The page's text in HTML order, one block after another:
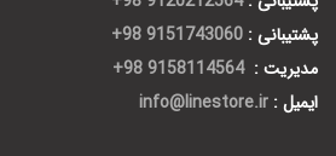
پشتیبانی : 9151743060 98+
مدیریت : 9158114564 98+
ایمیل : info@linestore.ir